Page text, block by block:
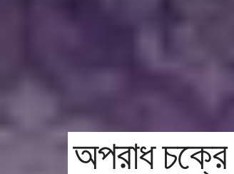
অপরাধ চক্রে